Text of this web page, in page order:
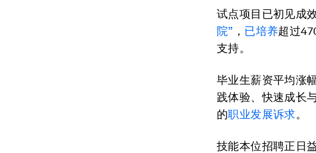
试点项目已初见成
院” ， 已培养超过
支持。
毕业生薪资平均涨
践体验、快速成长
的职业发展诉求。
技能本位招聘正日